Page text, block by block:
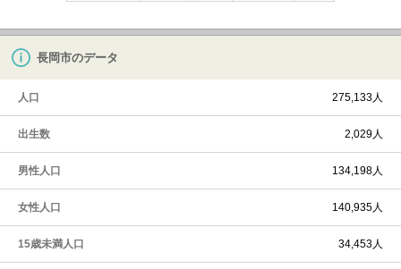
長岡市のデータ
人口 275,133人
出生数 2,029人
男性人口 134,198人
女性人口 140,935人
15歳未満人口 34,453人